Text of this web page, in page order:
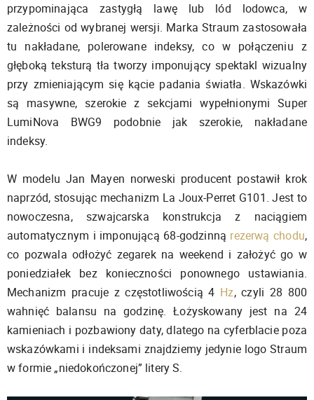
przypominająca zastygłą lawę lub lód lodowca, w
zależności od wybranej wersji. Marka Straum zastosowała
tu nakładane, polerowane indeksy, co w połączeniu z
głęboką teksturą tła tworzy imponujący spektakl wizualny
przy zmieniającym się kącie padania światła. Wskazówki
są masywne, szerokie z sekcjami wypełnionymi Super
LumiNova BWG9 podobnie jak szerokie, nakładane
indeksy.
W modelu Jan Mayen norweski producent postawił krok
naprzód, stosując mechanizm La Joux-Perret G101. Jest to
nowoczesna, szwajcarska konstrukcja z naciągiem
automatycznym i imponującą 68-godzinną rezerwą chodu,
co pozwala odłożyć zegarek na weekend i założyć go w
poniedziałek bez konieczności ponownego ustawiania.
Mechanizm pracuje z częstotliwością 4 Hz, czyli 28 800
wahnięć balansu na godzinę. Łożyskowany jest na 24
kamieniach i pozbawiony daty, dlatego na cyferblacie poza
wskazówkami i indeksami znajdziemy jedynie logo Straum
w formie „niedokończonej” litery S.